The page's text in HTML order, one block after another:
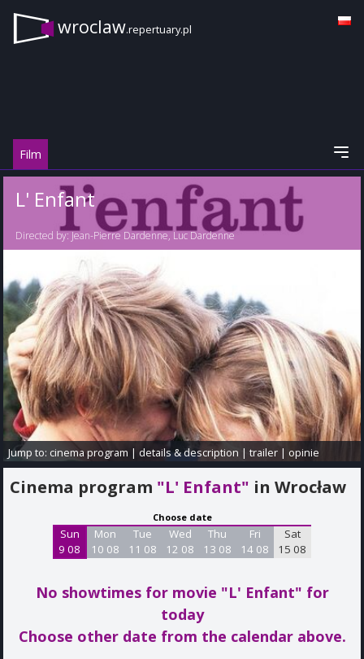
wroclaw.repertuary.pl
Film
L' Enfant
Directed by:Jean-Pierre Dardenne,Luc Dardenne
Jump to: cinema program | details & description |trailer |opinie
Cinema program "L' Enfant" in Wrocław
Choose date
Sun
9 08
Mon
10 08
Tue
11 08
Wed
12 08
Thu
13 08
Fri
14 08
Sat
15 08
No showtimes for movie "L' Enfant" for
today
Choose other date from the calendar above.